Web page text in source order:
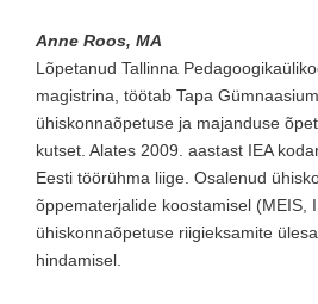
Anne Roos, MA
Lõpetanud Tallinna
magistrina, töötab Tapa
ühiskonnaõpetuse ja majanduse
kutset. Alates 2009. aastast IEA
Eesti töörühma liige. Osalenud
õppematerjalide koostamisel (MEIS,
ühiskonnaõpetuse riigieksamite
hindamisel.